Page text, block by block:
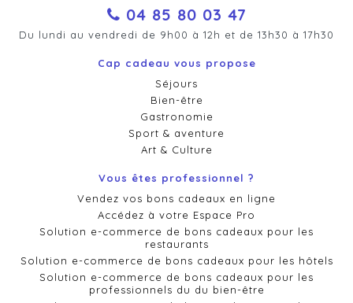
04 85 80 03 47
Du lundi au vendredi de 9h00 à 12h et de 13h30 à 17h30
Cap cadeau vous propose
Séjours
Bien-être
Gastronomie
Sport & aventure
Art & Culture
Vous êtes professionnel ?
Vendez vos bons cadeaux en ligne
Accédez à votre Espace Pro
Solution e-commerce de bons cadeaux pour les
restaurants
Solution e-commerce de bons cadeaux pour les hôtels
Solution e-commerce de bons cadeaux pour les
professionnels du du bien-être